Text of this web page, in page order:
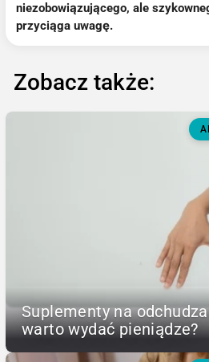
niezobowiązującego, ale
przyciąga uwagę.
Zobacz także:
Suplementy na
warto wydać pieniądze?